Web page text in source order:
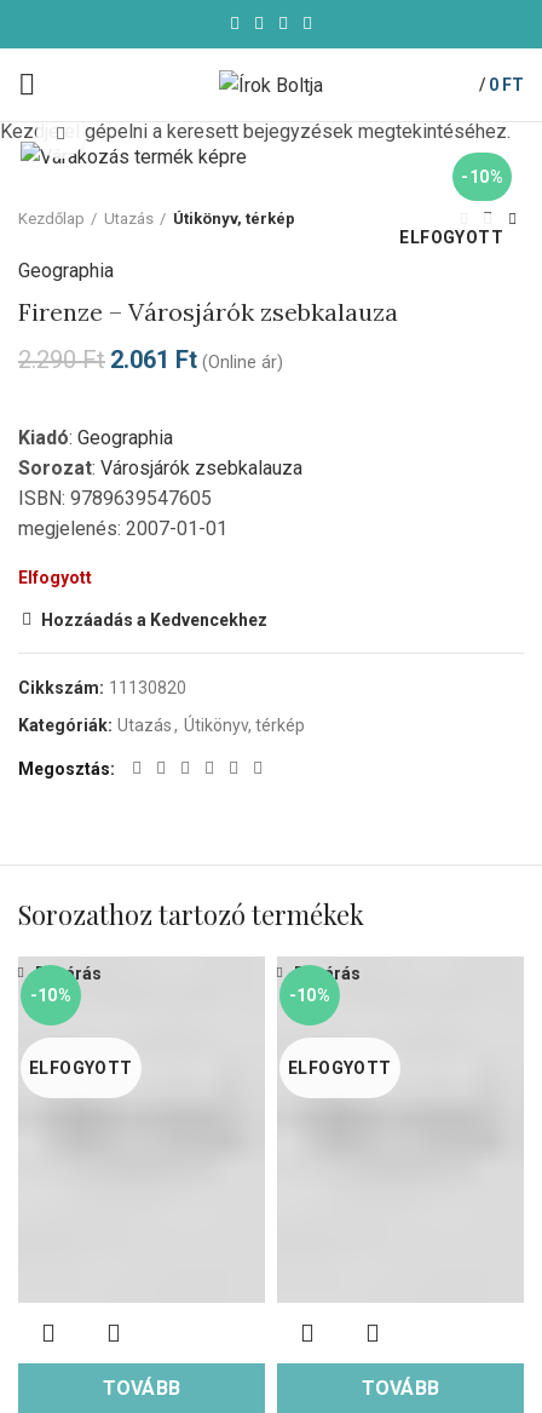
/ 0 FT
-10%
ELFOGYOTT
Click to enlarge
Kezdőlap Utazás Útikönyv, térkép
Geographia
Firenze – Városjárók zsebkalauza
2.290Ft 2.061 Ft (Online ár)
Kiadó: Geographia
Sorozat: Városjárók zsebkalauza
ISBN: 9789639547605
megjelenés: 2007-01-01
Elfogyott
Hozzáadás a Kedvencekhez
Cikkszám: 11130820
Kategóriák: Utazás, Útikönyv, térkép
Megosztás
Sorozathoz tartozó termékek
-10%
ELFOGYOTT
TOVÁBB
Bezárás
-10%
ELFOGYOTT
TOVÁBB
Bezárás
Kezdje el gépelni a keresett bejegyzések megtekintéséhez.